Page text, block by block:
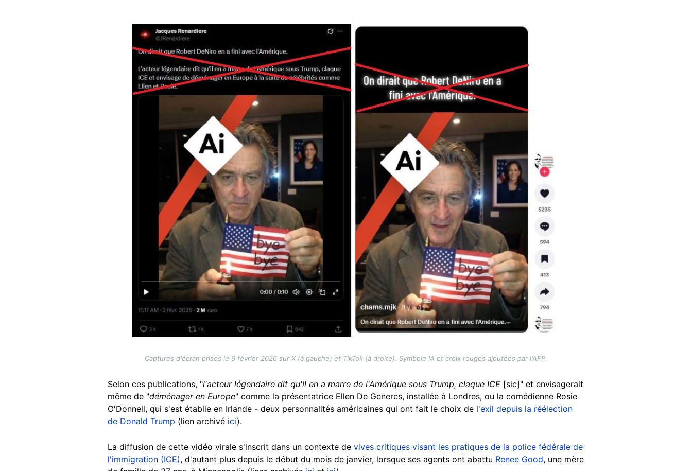
Captures d'écran prises le 6 février 2026 sur X (à gauche) et TikTok (à droite). Symbole IA et croix rouges ajoutées par l'AFP.
Selon ces publications, "l'acteur légendaire dit qu'il en a marre de l'Amérique sous Trump, claque ICE [sic]" et envisagerait
même de "déménager en Europe" comme la présentatrice Ellen De Generes, installée à Londres, ou la comédienne Rosie
O'Donnell, qui s'est établie en Irlande - deux personnalités américaines qui ont fait le choix de l'exil depuis la réélection
de Donald Trump (lien archivé ici).
La diffusion de cette vidéo virale s'inscrit dans un contexte de vives critiques visant les pratiques de la police fédérale de
l'immigration (ICE), d'autant plus depuis le début du mois de janvier, lorsque ses agents ont abattu Renee Good, une mère